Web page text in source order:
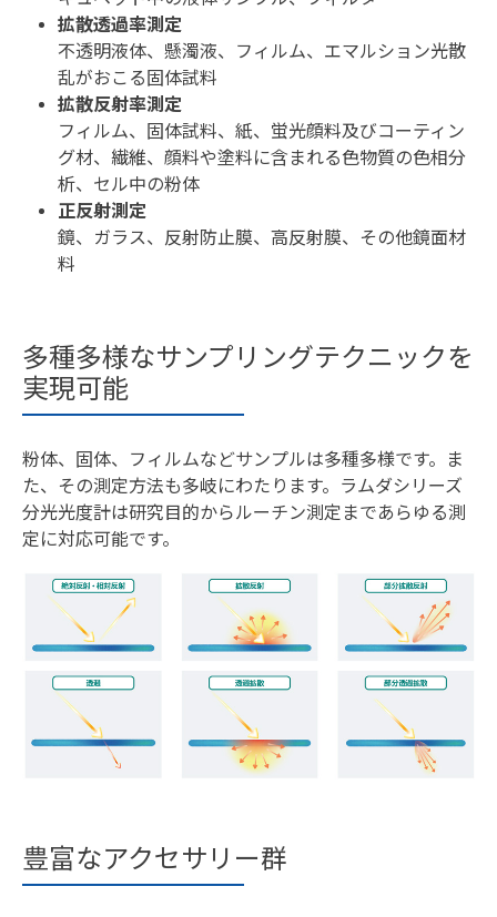
拡散透過率測定
不透明液体、懸濁液、フィルム、エマルション光散
乱がおこる固体試料
拡散反射率測定
フィルム、固体試料、紙、蛍光顔料及びコーティン
グ材、繊維、顔料や塗料に含まれる色物質の色相分
析、セル中の粉体
正反射測定
鏡、ガラス、反射防止膜、高反射膜、その他鏡面材
料
多種多様なサンプリングテクニックを
実現可能
粉体、固体、フィルムなどサンプルは多種多様です。ま
た、その測定方法も多岐にわたります。ラムダシリーズ
分光光度計は研究目的からルーチン測定まであらゆる測
定に対応可能です。
豊富なアクセサリー群